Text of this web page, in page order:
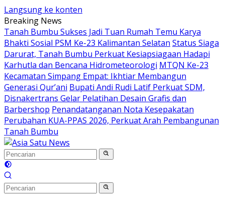
Langsung ke konten
Breaking News
Tanah Bumbu Sukses Jadi Tuan Rumah Temu Karya
Bhakti Sosial PSM Ke-23 Kalimantan Selatan Status Siaga
Darurat, Tanah Bumbu Perkuat Kesiapsiagaan Hadapi
Karhutla dan Bencana Hidrometeorologi MTQN Ke-23
Kecamatan Simpang Empat: Ikhtiar Membangun
Generasi Qur’ani Bupati Andi Rudi Latif Perkuat SDM,
Disnakertrans Gelar Pelatihan Desain Grafis dan
Barbershop Penandatanganan Nota Kesepakatan
Perubahan KUA-PPAS 2026, Perkuat Arah Pembangunan
Tanah Bumbu